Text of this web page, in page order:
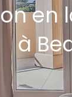
en
à